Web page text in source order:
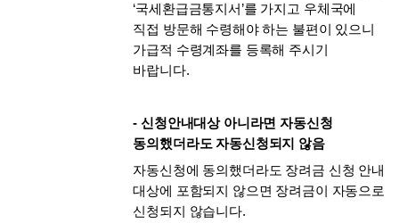
‘국세환급금통지서’를 가지고 우체국에
직접 방문해 수령해야 하는 불편이 있으니
가급적 수령계좌를 등록해 주시기
바랍니다.
- 신청안내대상 아니라면 자동신청
동의했더라도 자동신청되지 않음
자동신청에 동의했더라도 장려금 신청 안내
대상에 포함되지 않으면 장려금이 자동으로
신청되지 않습니다.